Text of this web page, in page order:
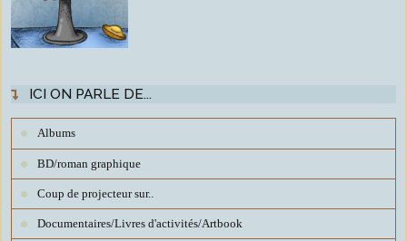
ICI ON PARLE DE...
Albums
BD/roman graphique
Coup de projecteur sur..
Documentaires/Livres d'activités/Artbook